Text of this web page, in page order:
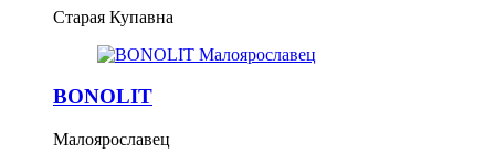
Старая Купавна
BONOLIT
Малоярославец